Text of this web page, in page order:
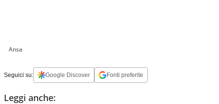
Ansa
Seguici su: Google Discover Fonti preferite
Leggi anche: